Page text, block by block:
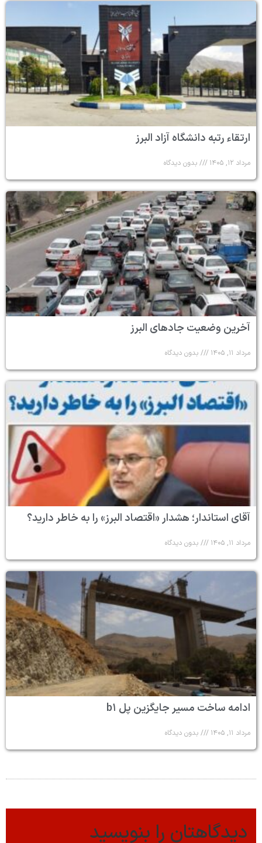
ارتقاء رتبه دانشگاه آزاد البرز
مرداد ۱۲, ۱۴۰۵ بدون دیدگاه
آخرین وضعیت جادهای البرز
مرداد ۱۱, ۱۴۰۵ بدون دیدگاه
آقای استاندار؛ هشدار «اقتصاد البرز» را به خاطر دارید؟
مرداد ۱۱, ۱۴۰۵ بدون دیدگاه
ادامه ساخت مسیر جایگزین پل b۱
مرداد ۱۱, ۱۴۰۵ بدون دیدگاه
دیدگاهتان را بنویسید